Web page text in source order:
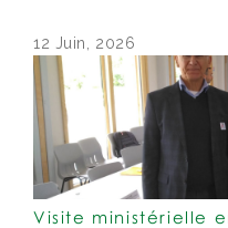
12 Juin, 2026
Visite ministérielle